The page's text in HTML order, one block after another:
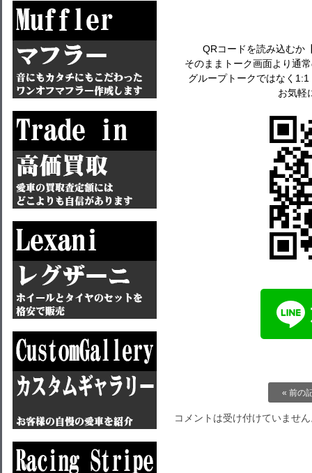
QRコードを読み込むか
そのままトーク画面より通
グループトークではなく
お気軽
« 前の
コメントは受け付けていませ